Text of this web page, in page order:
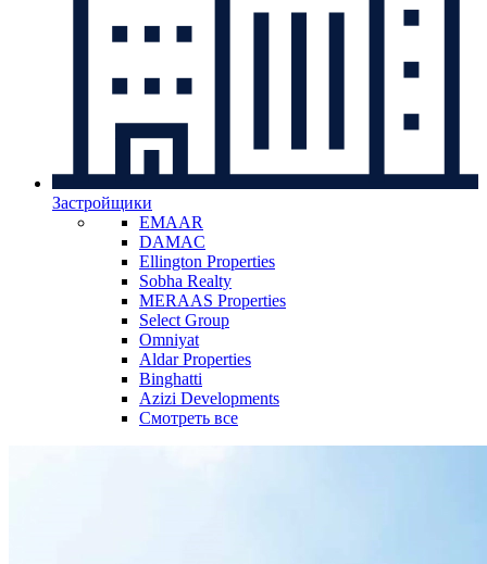
Застройщики
EMAAR
DAMAC
Ellington Properties
Sobha Realty
MERAAS Properties
Select Group
Omniyat
Aldar Properties
Binghatti
Azizi Developments
Смотреть все